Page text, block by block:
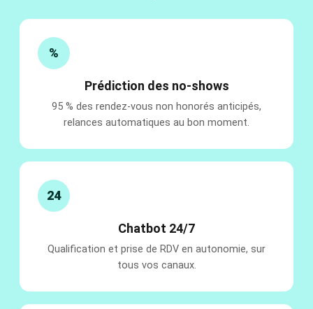
%
Prédiction des no-shows
95 % des rendez-vous non honorés anticipés,
relances automatiques au bon moment.
24
Chatbot 24/7
Qualification et prise de RDV en autonomie, sur
tous vos canaux.